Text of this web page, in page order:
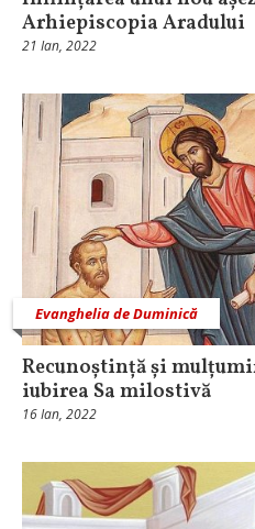
Arhiepiscopia Aradului
21 Ian, 2022
Evanghelia de Duminică
Recunoștință și
iubirea Sa milostivă
16 Ian, 2022